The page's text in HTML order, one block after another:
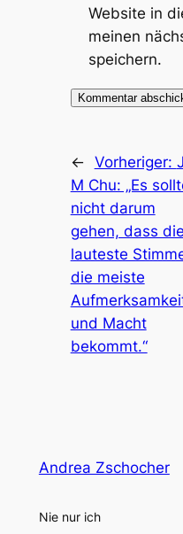
Website in
meinen
speichern.
← Vorheriger:
M Chu: „Es
nicht darum
gehen, dass die
lauteste
die meiste
und Macht
bekommt.“
Andrea Zschocher
Nie nur ich